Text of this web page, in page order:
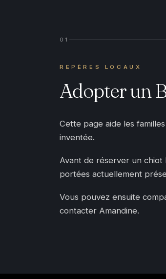
01
REPÈRES LOCAUX
Adopter un
Cette page aide les
inventée.
Avant de réserver un
portées actuellement
Vous pouvez ensuite
contacter Amandine.